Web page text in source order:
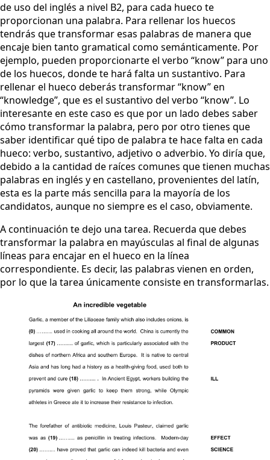
de uso del inglés a nivel B2, para cada hueco te
proporcionan una palabra. Para rellenar los huecos
tendrás que transformar esas palabras de manera que
encaje bien tanto gramatical como semánticamente. Por
ejemplo, pueden proporcionarte el verbo “know” para uno
de los huecos, donde te hará falta un sustantivo. Para
rellenar el hueco deberás transformar “know” en
“knowledge”, que es el sustantivo del verbo “know”. Lo
interesante en este caso es que por un lado debes saber
cómo transformar la palabra, pero por otro tienes que
saber identificar qué tipo de palabra te hace falta en cada
hueco: verbo, sustantivo, adjetivo o adverbio. Yo diría que,
debido a la cantidad de raíces comunes que tienen muchas
palabras en inglés y en castellano, provenientes del latín,
esta es la parte más sencilla para la mayoría de los
candidatos, aunque no siempre es el caso, obviamente.
A continuación te dejo una tarea. Recuerda que debes
transformar la palabra en mayúsculas al final de algunas
líneas para encajar en el hueco en la línea
correspondiente. Es decir, las palabras vienen en orden,
por lo que la tarea únicamente consiste en transformarlas.